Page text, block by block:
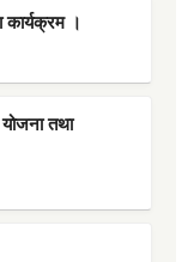
।
तथा